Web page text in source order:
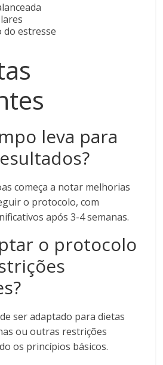
do estresse
leva para
começa a notar melhorias
o protocolo, com
após 3-4 semanas.
o protocolo
ser adaptado para dietas
ou outras restrições
os princípios básicos.